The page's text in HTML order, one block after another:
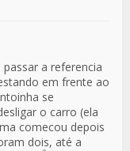
a referencia
em frente ao
se
o carro (ela
comecou depois
dois, até a